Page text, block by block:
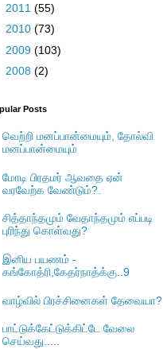
2011 (55)
2010 (73)
2009 (103)
2008 (2)
Posts
வெற்றி மனப்பான்மையும், தோல்வி
மனப்பான்மையும்
மோடி பிரதமர் ஆவதை ஏன்
வரவேற்க வேண்டும்?.
சித்தாந்தமும் வேதாந்தமும் எப்படி
புரிந்து கொள்வது?
இனிய பயணம் -
கங்கோத்ரி,கேதர்நாத்க்கு..9
வாழ்வில் பிரச்சினைகள் தேவையா?
பாட்டுக்கேட்டுக்கிட்டே வேலை
செய்வது.....